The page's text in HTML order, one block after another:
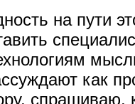
на пути
как
спрашиваю,